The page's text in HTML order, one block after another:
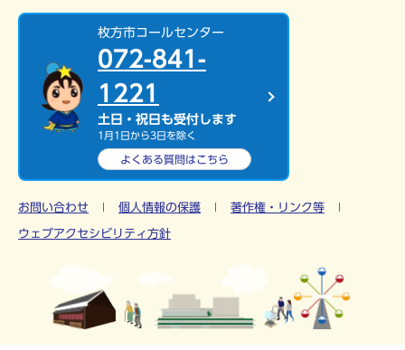
枚方市コールセンター
072-841-
1221
土日・祝日も受付します
1月1日から3日を除く
よくある質問はこちら
お問い合わせ 個人情報の保護 著作権・リンク等
ウェブアクセシビリティ方針